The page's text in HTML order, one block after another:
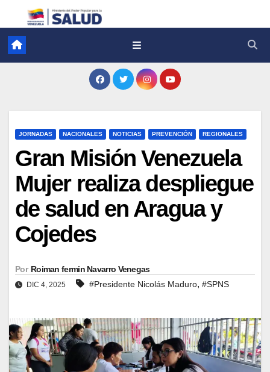
JORNADAS NACIONALES NOTICIAS PREVENCIÓN REGIONALES
Gran Misión Venezuela
Mujer realiza despliegue
de salud en Aragua y
Cojedes
Por Roiman fermin Navarro Venegas
DIC 4, 2025 #Presidente Nicolás Maduro, #SPNS